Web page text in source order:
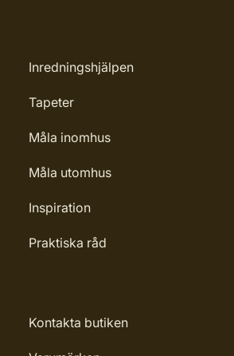
Inredningshjälpen
Tapeter
Måla inomhus
Måla utomhus
Inspiration
Praktiska råd
Kontakta butiken